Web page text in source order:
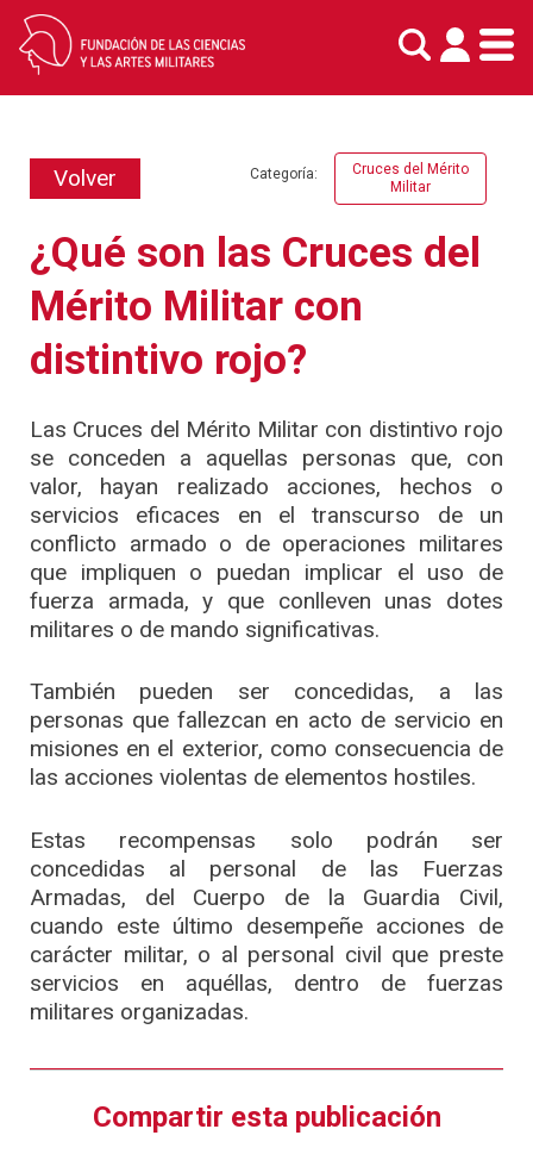
content
Volver Categoría:
Cruces del Mérito
Militar
¿Qué son las Cruces del
Mérito Militar con
distintivo rojo?
Las Cruces del Mérito Militar con distintivo rojo
se conceden a aquellas personas que, con
valor, hayan realizado acciones, hechos o
servicios eficaces en el transcurso de un
conflicto armado o de operaciones militares
que impliquen o puedan implicar el uso de
fuerza armada, y que conlleven unas dotes
militares o de mando significativas.
También pueden ser concedidas, a las
personas que fallezcan en acto de servicio en
misiones en el exterior, como consecuencia de
las acciones violentas de elementos hostiles.
Estas recompensas solo podrán ser
concedidas al personal de las Fuerzas
Armadas, del Cuerpo de la Guardia Civil,
cuando este último desempeñe acciones de
carácter militar, o al personal civil que preste
servicios en aquéllas, dentro de fuerzas
militares organizadas.
Compartir esta publicación